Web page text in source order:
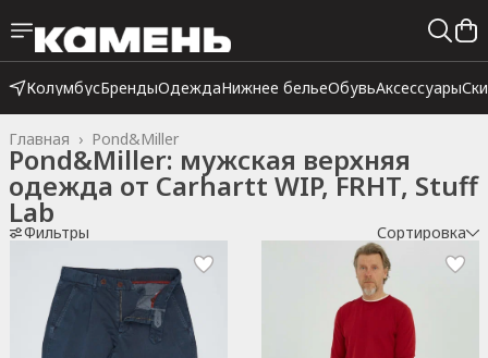
КолумбусБрендыОдеждаНижнее бельеОбувьАксессуары
Pond&Miller
Главная ›
Pond&Miller: мужская верхняя
одежда от Carhartt WIP, FRHT, Stuff
Lab
Фильтры Сортировка